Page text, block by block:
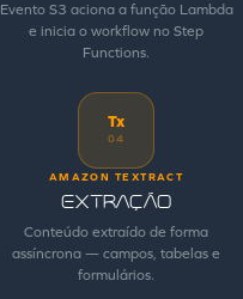
Evento S3 aciona a função Lambda
e inicia o workflow no Step
Functions.
Tx
04
AMAZON TEXTRACT
Extração
Conteúdo extraído de forma
assíncrona — campos, tabelas e
formulários.